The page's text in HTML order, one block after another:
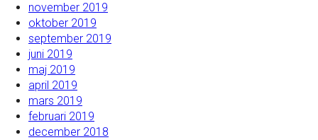
november 2019
oktober 2019
september 2019
juni 2019
maj 2019
april 2019
mars 2019
februari 2019
december 2018